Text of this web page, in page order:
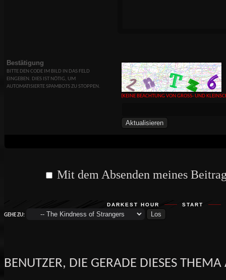
Bestätigung
BITTE DEN CODE IM BILD IN DAS FELD
EINGEBEN. DIES IST NÖTIG, UM
AUTOMATISIERTE SPAMBOTS ZU STOPPEN.
(KEINE BEACHTUNG VON GROSS- UND
Mit dem Absenden meines
DARKEST HOUR
START
GEHE ZU:
BENUTZER, DIE GERADE DIESES